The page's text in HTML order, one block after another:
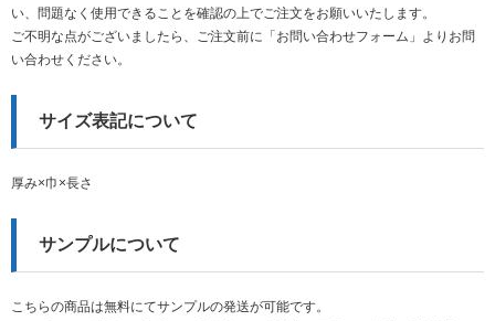
い、問題なく使用できることを確認の上でご注文をお願いいたします。
ご不明な点がございましたら、ご注文前に「お問い合わせフォーム」よりお問
い合わせください。
サイズ表記について
厚み×巾×長さ
サンプルについて
こちらの商品は無料にてサンプルの発送が可能です。